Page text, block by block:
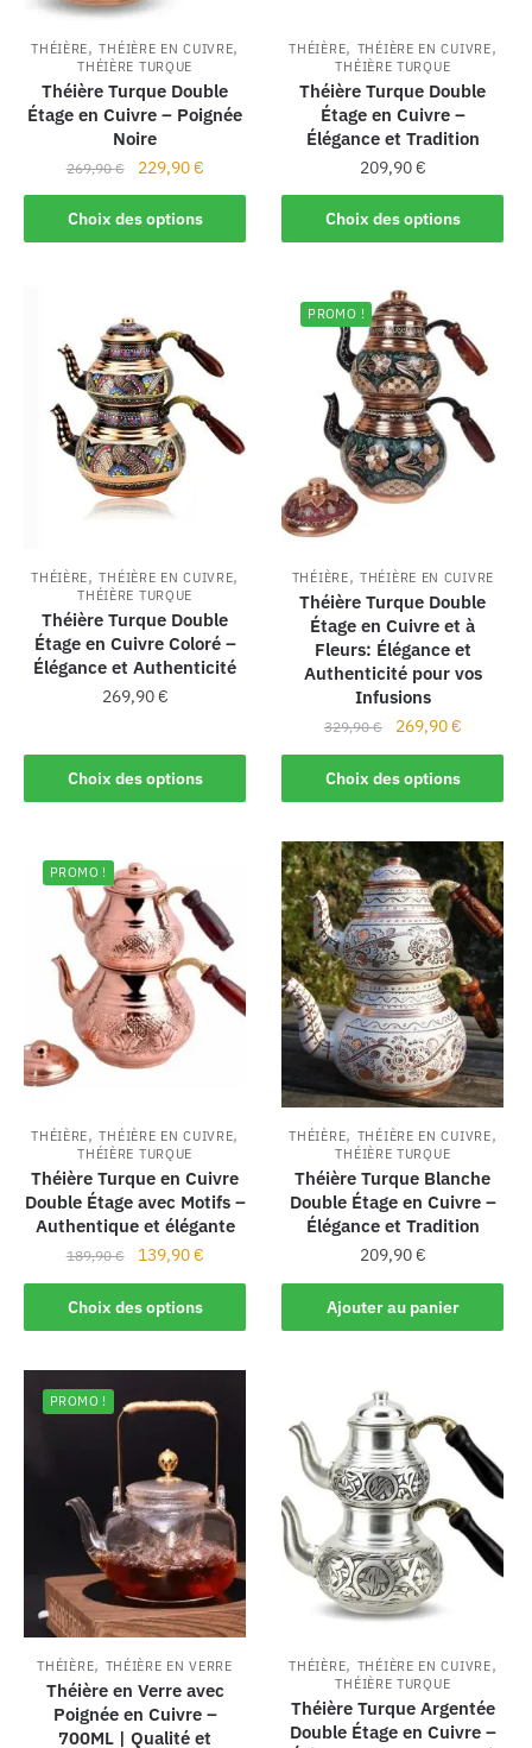
THÉIÈRE,THÉIÈRE EN CUIVRE,
THÉIÈRE TURQUE
Théière Turque Double
Étage en Cuivre – Poignée
Noire
269,90€ 229,90€
Choix des options
THÉIÈRE, THÉIÈRE EN CUIVRE,
THÉIÈRE TURQUE
Théière Turque Double
Étage en Cuivre –
Élégance et Tradition
209,90€
Choix des options
THÉIÈRE,THÉIÈRE EN CUIVRE,
THÉIÈRE TURQUE
Théière Turque Double
Étage en Cuivre Coloré –
Élégance et Authenticité
269,90€
Choix des options
PROMO !
THÉIÈRE,THÉIÈRE EN CUIVRE
Théière Turque Double
Étage en Cuivre et à
Fleurs: Élégance et
Authenticité pour vos
Infusions
329,90€ 269,90€
Choix des options
PROMO !
THÉIÈRE,THÉIÈRE EN CUIVRE,
THÉIÈRE TURQUE
Théière Turque en Cuivre
Double Étage avec Motifs –
Authentique et élégante
189,90€ 139,90€
Choix des options
THÉIÈRE, THÉIÈRE EN CUIVRE,
THÉIÈRE TURQUE
Théière Turque Blanche
Double Étage en Cuivre –
Élégance et Tradition
209,90€
Ajouter au panier
PROMO !
THÉIÈRE, THÉIÈRE EN VERRE
Théière en Verre avec
Poignée en Cuivre –
700ML | Qualité et
THÉIÈRE, THÉIÈRE EN CUIVRE,
THÉIÈRE TURQUE
Théière Turque Argentée
Double Étage en Cuivre –